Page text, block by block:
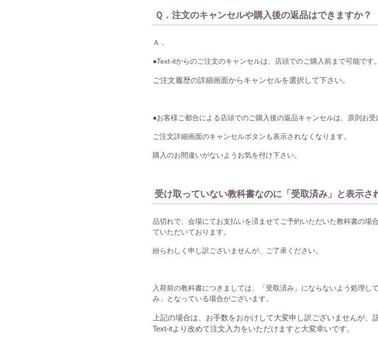
Ｑ．注文のキャンセルや購入後の返品はできますか？
Ａ．
●Text-itからのご注文のキャンセルは、店頭でのご購入前まで可能です。
ご注文履歴の詳細画面からキャンセルを選択して下さい。
●お客様ご都合による店頭でのご購入後の返品キャンセルは、原則お受
ご注文詳細画面のキャンセルボタンも表示されなくなります。
購入のお間違いがないようお気を付け下さい。
受け取っていない教科書なのに「受取済み」と表示さ
品切れで、会場にてお支払いを済ませてご予約いただいた教科書の場
ていただいております。
紛らわしく申し訳ございませんが、ご了承ください。
入荷前の教科書につきましては、「受取済み」にならないよう処理し
み」となっている場合がございます。
上記の場合は、お手数をおかけして大変申し訳ございませんが、
Text-itより改めて注文入力をいただけますと大変幸いです。